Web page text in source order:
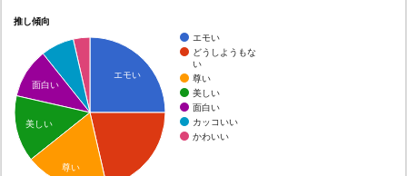
推し傾向
エモい
どうしようもな
い
尊い
美しい
面白い
カッコいい
かわいい
エモい
面白い
美しい
尊い